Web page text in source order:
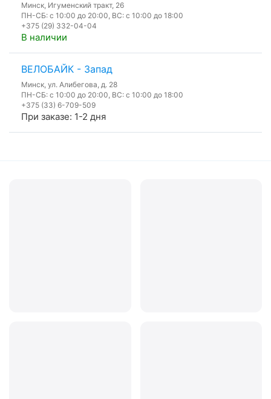
Минск, Игуменский тракт, 26
ПН-СБ: с 10:00 до 20:00, ВС: с 10:00 до 18:00
+375 (29) 332-04-04
В наличии
ВЕЛОБАЙК - Запад
Минск, ул. Алибегова, д. 28
ПН-СБ: с 10:00 до 20:00, ВС: с 10:00 до 18:00
+375 (33) 6-709-509
При заказе: 1-2 дня